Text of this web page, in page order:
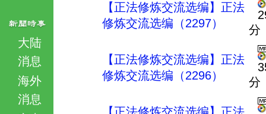
大陆
消息
海外
消息
【正法修炼交流选编】正法
修炼交流选编（2297）
分
【正法修炼交流选编】正法
修炼交流选编（2296）
分